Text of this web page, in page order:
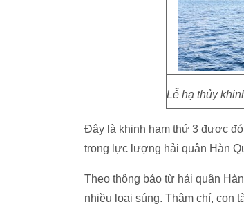
Lễ hạ thủy
Đây là khinh hạm thứ 3 được
trong lực lượng hải quân Hàn
Theo thông báo từ hải quân
nhiều loại súng. Thậm chí, con